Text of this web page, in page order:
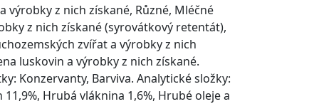
výrobky z nich získané, Různé, Mléčné
z nich získané (syrovátkový retentát),
zvířat a výrobky z nich
luskovin a výrobky z nich získané.
Konzervanty, Barviva. Analytické složky:
Hrubá vláknina 1,6%, Hrubé oleje a